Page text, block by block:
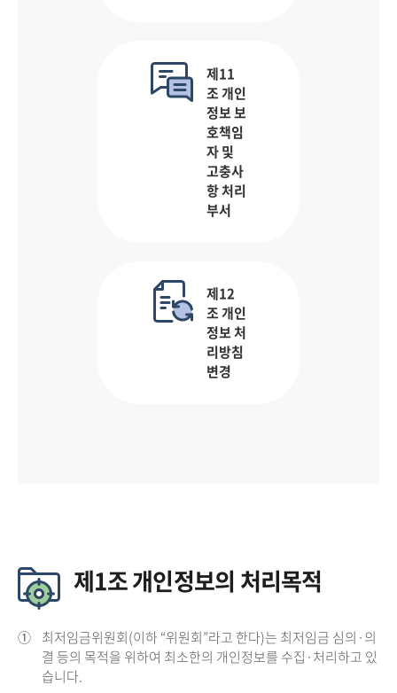
제11
조 개인
정보 보
호책임
자 및
고충사
항 처리
부서
제12
조 개인
정보 처
리방침
변경
제1조 개인정보의 처리목적
① 최저임금위원회(이하 “위원회”라고 한다)는 최저임금 심의·의
결 등의 목적을 위하여 최소한의 개인정보를 수집·처리하고 있
습니다.